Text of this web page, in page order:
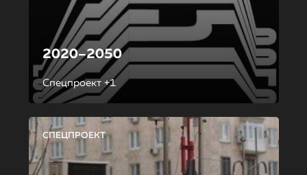
2020–2050
Спецпроект +1
СПЕЦПРОЕКТ